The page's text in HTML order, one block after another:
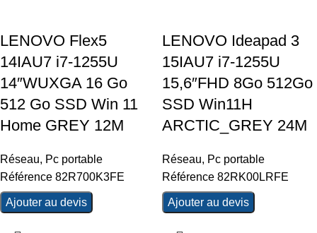
LENOVO Flex5
14IAU7 i7-1255U
14″WUXGA 16 Go
512 Go SSD Win 11
Home GREY 12M
Réseau, Pc portable
Référence 82R700K3FE
Ajouter au devis
LENOVO Ideapad 3
15IAU7 i7-1255U
15,6″FHD 8Go 512Go
SSD Win11H
ARCTIC_GREY 24M
Réseau, Pc portable
Référence 82RK00LRFE
Ajouter au devis